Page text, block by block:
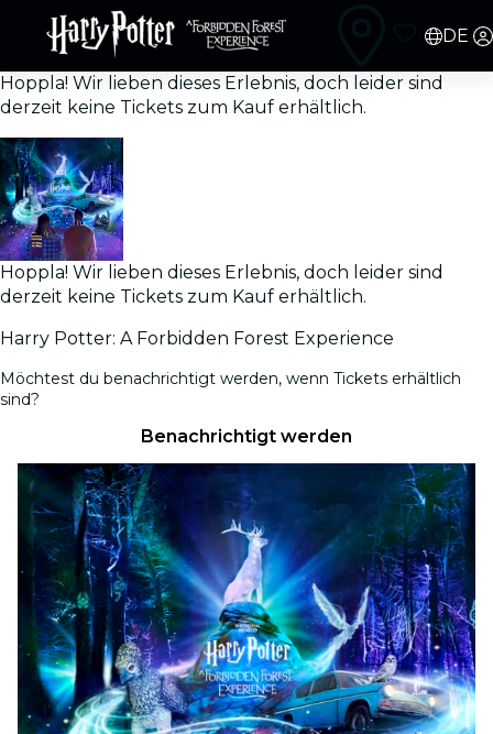
DE
Hoppla! Wir lieben dieses Erlebnis, doch leider sind
derzeit keine Tickets zum Kauf erhältlich.
Hoppla! Wir lieben dieses Erlebnis, doch leider sind
derzeit keine Tickets zum Kauf erhältlich.
Harry Potter: A Forbidden Forest Experience
Möchtest du benachrichtigt werden, wenn Tickets erhältlich
sind?
Benachrichtigt werden